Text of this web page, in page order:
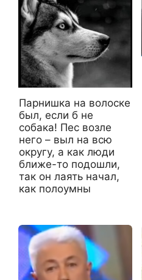
Парнишка на волоске
был, если б не
собака! Пес возле
него – выл на всю
округу, а как люди
ближе-то подошли,
так он лаять начал,
как полоумны